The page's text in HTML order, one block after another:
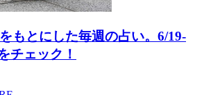
もとにした毎週の占い。6/19-
チェック！